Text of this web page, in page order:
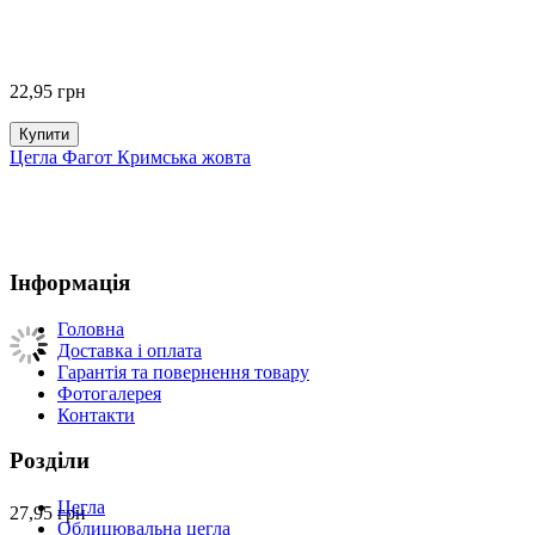
22,95 грн
Купити
Цегла Фагот Кримська жовта
27,95 грн
Інформація
Головна
Доставка і оплата
Гарантія та повернення товару
Фотогалерея
Контакти
Розділи
Цегла
Облицювальна цегла